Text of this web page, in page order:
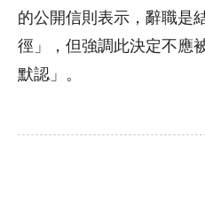
的公開信則表示，辭職是
徑」，但強調此決定不應
默認」。